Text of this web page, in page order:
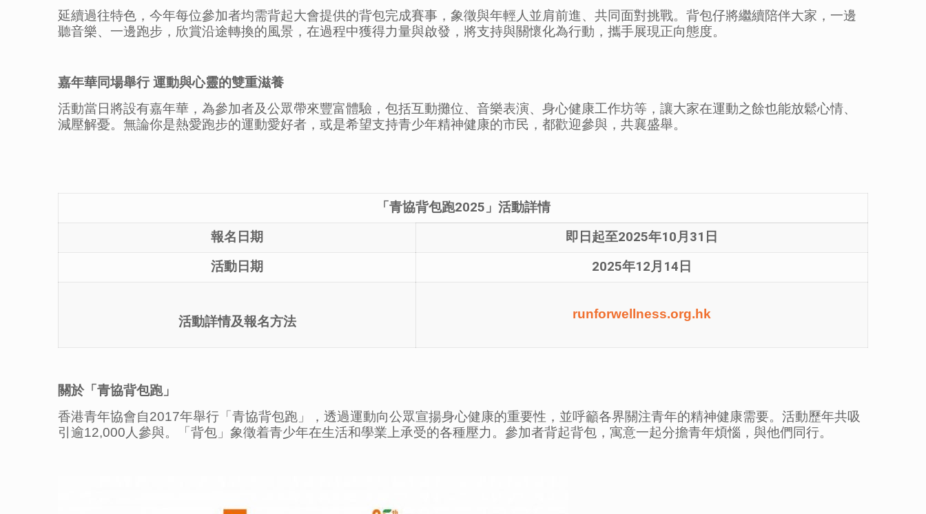
延續過往特色，今年每位參加者均需背起大會提供的背包完成賽事，象徵與年輕人並肩前進、共同面對挑戰。背包仔將繼續陪伴大家，一邊
聽音樂、一邊跑步，欣賞沿途轉換的風景，在過程中獲得力量與啟發，將支持與關懷化為行動，攜手展現正向態度。
嘉年華同場舉行 運動與心靈的雙重滋養
活動當日將設有嘉年華，為參加者及公眾帶來豐富體驗，包括互動攤位、音樂表演、身心健康工作坊等，讓大家在運動之餘也能放鬆心情、
減壓解憂。無論你是熱愛跑步的運動愛好者，或是希望支持青少年精神健康的市民，都歡迎參與，共襄盛舉。
「青協背包跑2025 」活動詳情
報名日期
即日起至2025年10月 31 日
活動日期
2025年12月 14 日
活動詳情及報名方法
runforwellness.org.hk
關於「青協背包跑」
香港青年協會自2017年舉行「青協背包跑」，透過運動向公眾宣揚身心健康的重要性，並呼籲各界關注青年的精神健康需要。活動歷年共吸
引逾12,000人參與。「背包」象徵着青少年在生活和學業上承受的各種壓力。參加者背起背包，寓意一起分擔青年煩惱，與他們同行。